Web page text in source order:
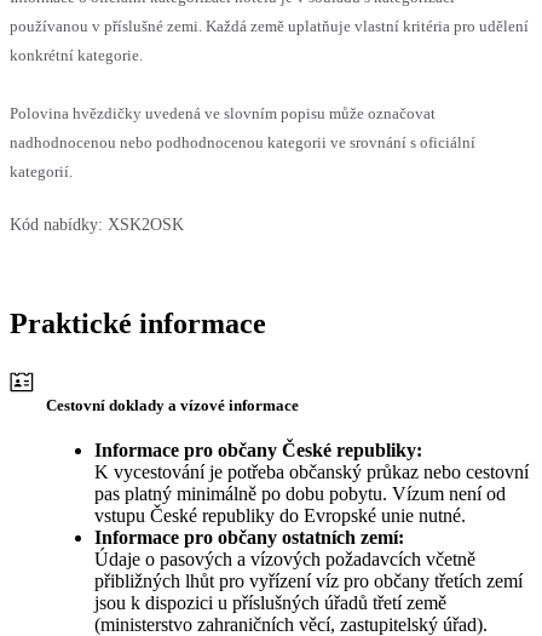
používanou v příslušné zemi. Každá země uplatňuje vlastní kritéria pro udělení
konkrétní kategorie.
Polovina hvězdičky uvedená ve slovním popisu může označovat
nadhodnocenou nebo podhodnocenou kategorii ve srovnání s oficiální
kategorií.
Kód nabídky: XSK2OSK
Praktické informace
Cestovní doklady a vízové informace
Informace pro občany České republiky:
K vycestování je potřeba občanský průkaz nebo cestovní
pas platný minimálně po dobu pobytu. Vízum není od
vstupu České republiky do Evropské unie nutné.
Informace pro občany ostatních zemí:
Údaje o pasových a vízových požadavcích včetně
přibližných lhůt pro vyřízení víz pro občany třetích zemí
jsou k dispozici u příslušných úřadů třetí země
(ministerstvo zahraničních věcí, zastupitelský úřad).